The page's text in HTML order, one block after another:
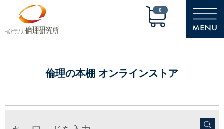
倫理の本棚 オンラインストア
0